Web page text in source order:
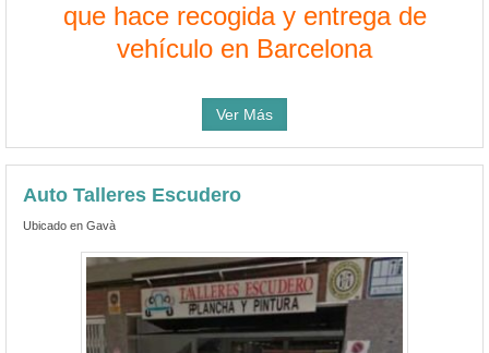
que hace recogida y entrega de
vehículo en Barcelona
Ver Más
Auto Talleres Escudero
Ubicado en Gavà